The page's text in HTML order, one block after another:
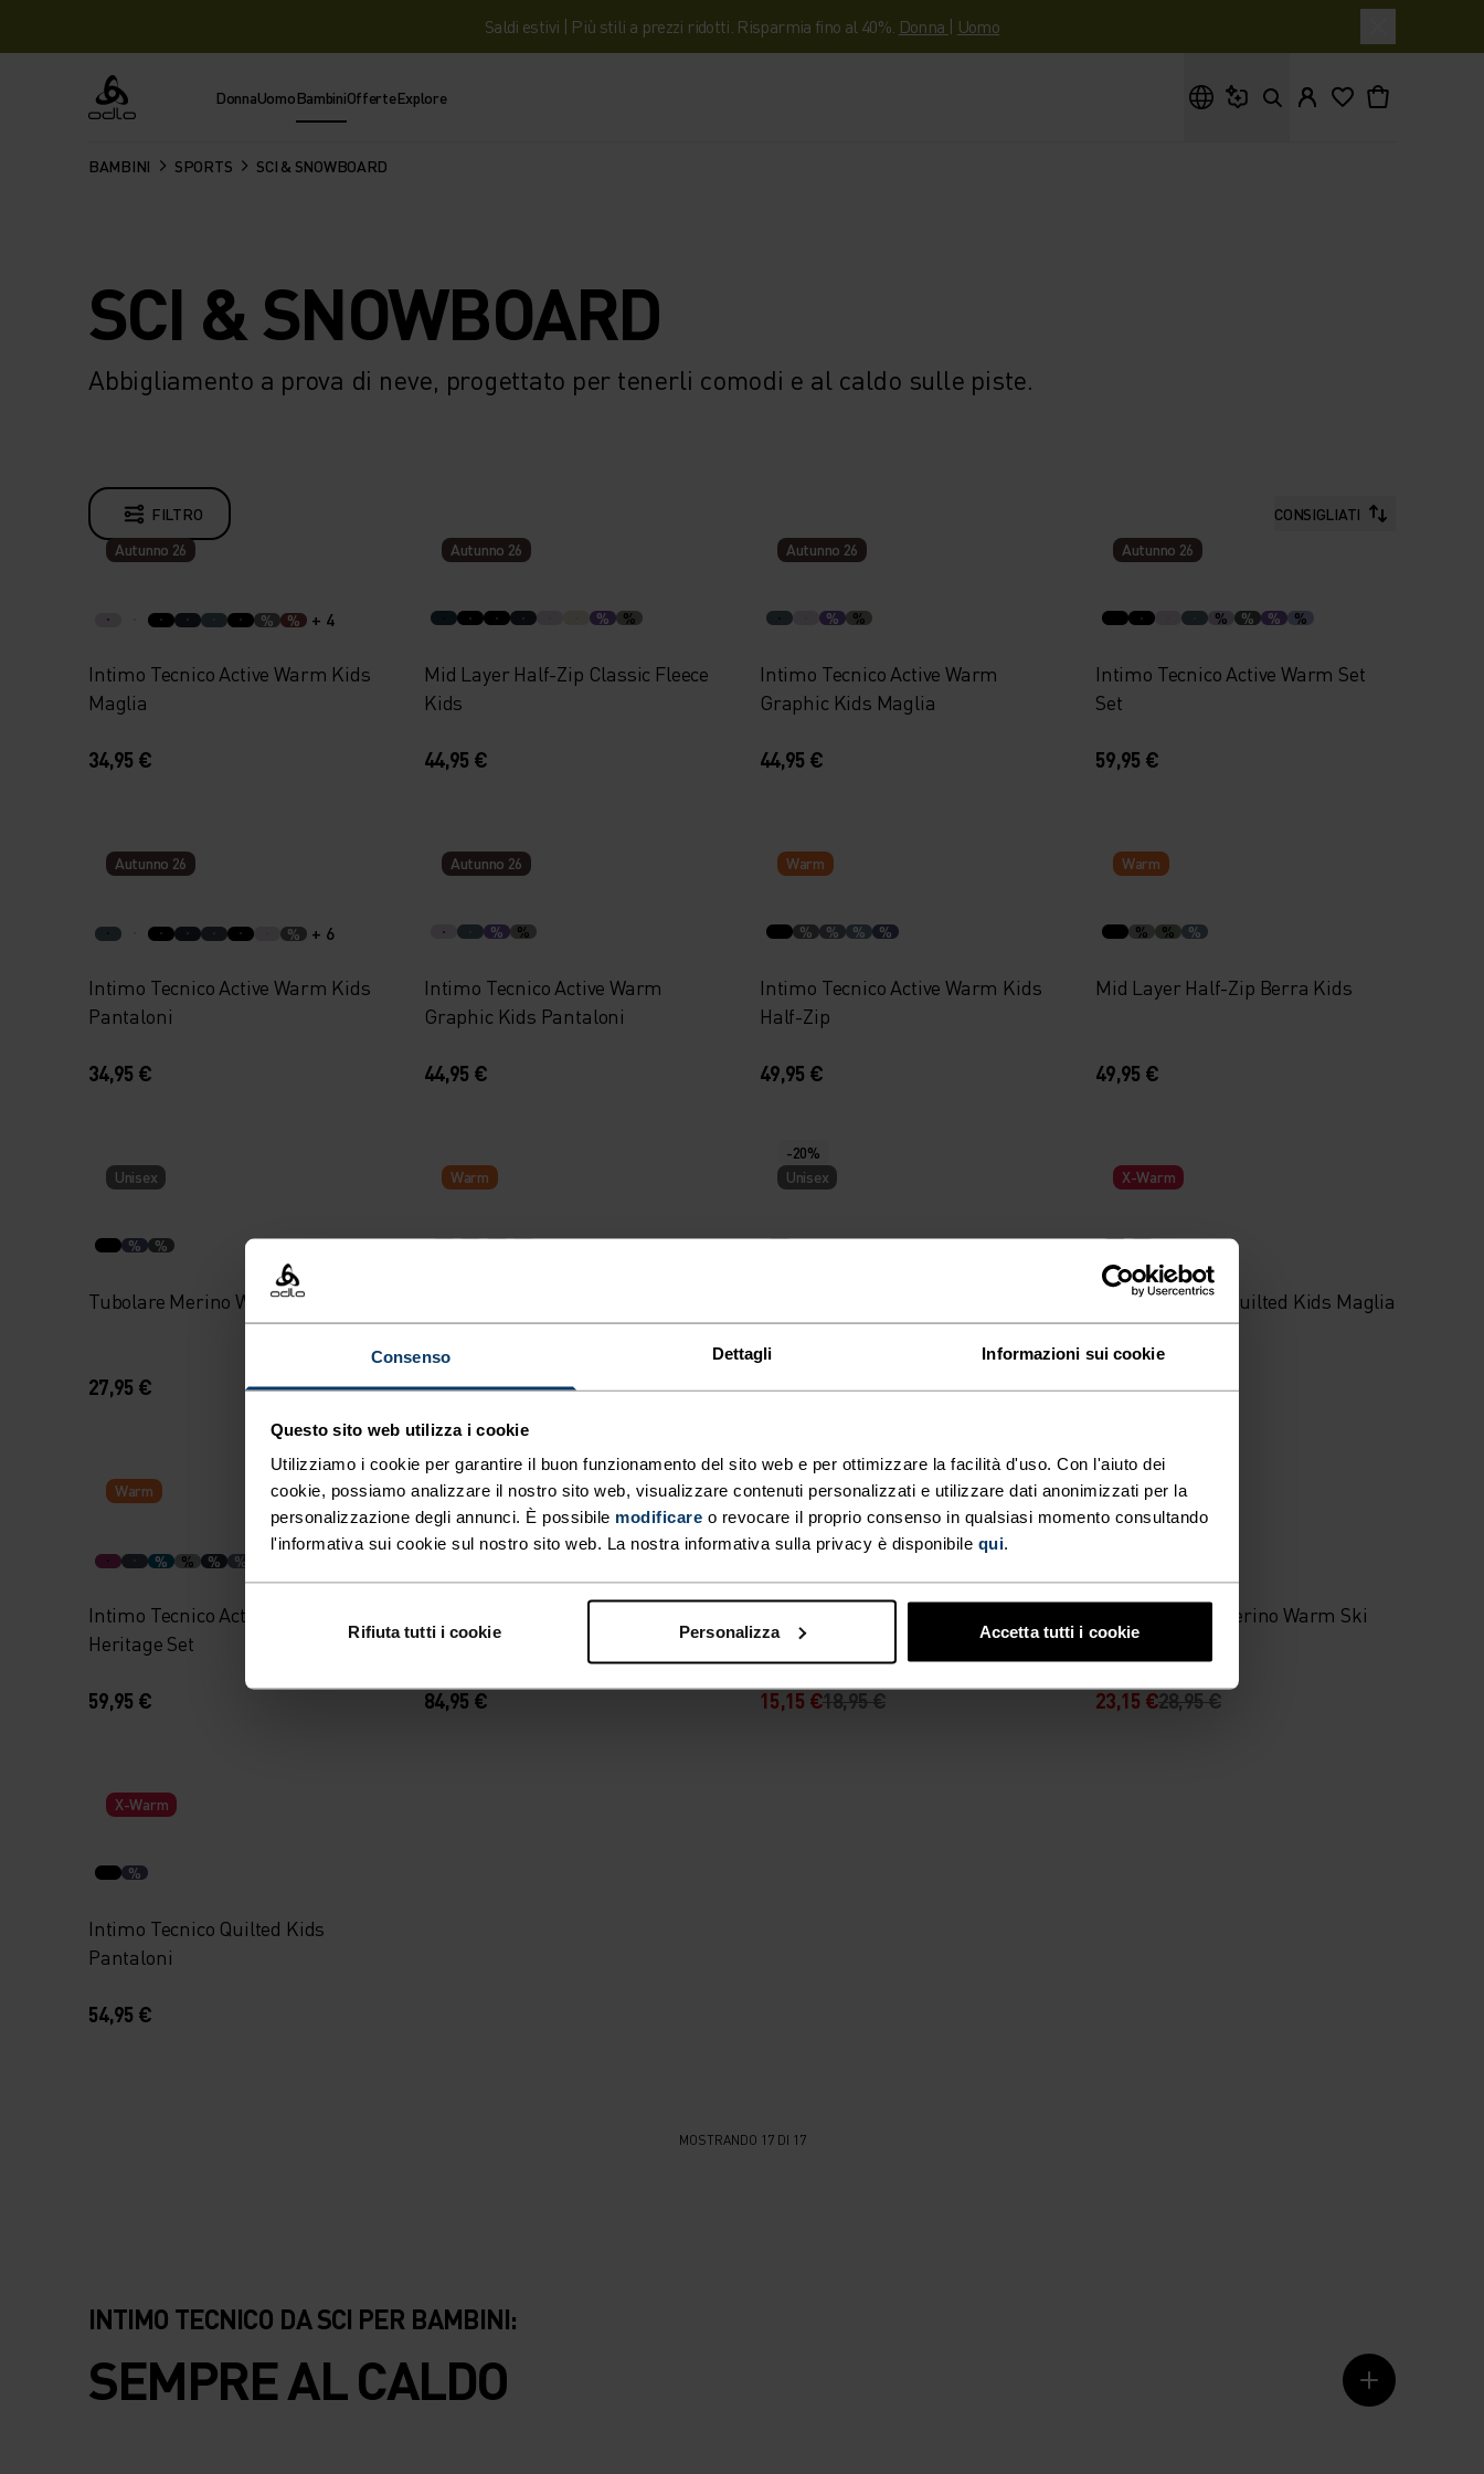
Consenso Dettagli Informazioni sui cookie
Questo sito web utilizza i cookie
Utilizziamo i cookie per garantire il buon funzionamento del sito web e per ottimizzare la facilità d'uso. Con l'aiuto dei
cookie, possiamo analizzare il nostro sito web, visualizzare contenuti personalizzati e utilizzare dati anonimizzati per la
personalizzazione degli annunci. È possibile modificare o revocare il proprio consenso in qualsiasi momento consultando
l'informativa sui cookie sul nostro sito web. La nostra informativa sulla privacy è disponibile qui.
Rifiuta tutti i cookie Personalizza Accetta tutti i cookie
Saldi estivi | Più stili a prezzi ridotti. Risparmia fino al 40%. Donna | Uomo
Odlo DonnaUomoBambiniOfferteExplore
BAMBINI SPORTS SCI & SNOWBOARD
SCI & SNOWBOARD
Abbigliamento a prova di neve, progettato per tenerli comodi e al caldo sulle piste.
FILTRO
CONSIGLIATI
Autunno 26
% % + 4
Intimo Tecnico Active Warm Kids
Maglia
34,95 €
Autunno 26
% %
Mid Layer Half-Zip Classic Fleece
Kids
44,95 €
Autunno 26
% %
Intimo Tecnico Active Warm
Graphic Kids Maglia
44,95 €
Autunno 26
% % % %
Intimo Tecnico Active Warm Set
Set
59,95 €
Autunno 26
% + 6
Intimo Tecnico Active Warm Kids
Pantaloni
34,95 €
Autunno 26
% %
Intimo Tecnico Active Warm
Graphic Kids Pantaloni
44,95 €
Warm
% % % %
Intimo Tecnico Active Warm Kids
Half-Zip
49,95 €
Warm
% % %
Mid Layer Half-Zip Berra Kids
49,95 €
Unisex
% %
Tubolare Merino Warm Kids
27,95 €
Warm
% %
Print Kids Full-Zip
99,95 €
-20%
Unisex
%
27,95 €34,95 €
X-Warm
%
Intimo Tecnico Quilted Kids Maglia
59,95 €
Warm
% % % %
Intimo Tecnico Active Warm Kids
Heritage Set
59,95 €
Warm
84,95 €
-20%
%
Element Kids
15,15 €18,95 €
-20%
Calzini Da Sci Merino Warm Ski
Kids
23,15 €28,95 €
X-Warm
%
Intimo Tecnico Quilted Kids
Pantaloni
54,95 €
MOSTRANDO 17 DI 17
INTIMO TECNICO DA SCI PER BAMBINI:
SEMPRE AL CALDO